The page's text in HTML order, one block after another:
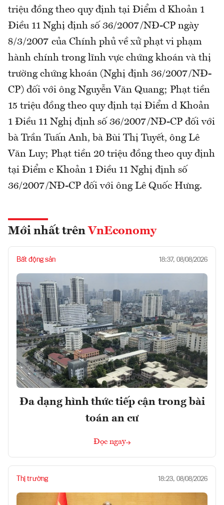
triệu đồng theo quy định tại Điểm d Khoản 1
Điều 11 Nghị định số 36/2007/NĐ-CP ngày
8/3/2007 của Chính phủ về xử phạt vi phạm
hành chính trong lĩnh vực chứng khoán và thị
trường chứng khoán (Nghị định 36/2007/NĐ-
CP) đối với ông Nguyễn Văn Quang; Phạt tiền
15 triệu đồng theo quy định tại Điểm d Khoản
1 Điều 11 Nghị định số 36/2007/NĐ-CP đối với
bà Trần Tuấn Anh, bà Bùi Thị Tuyết, ông Lê
Văn Luy; Phạt tiền 20 triệu đồng theo quy định
tại Điểm c Khoản 1 Điều 11 Nghị định số
36/2007/NĐ-CP đối với ông Lê Quốc Hưng.
Mới nhất trên VnEconomy
Bất động sản 18:37, 08/08/2026
Đa dạng hình thức tiếp cận trong bài
toán an cư
Đọc ngay
Thị trường 18:23, 08/08/2026